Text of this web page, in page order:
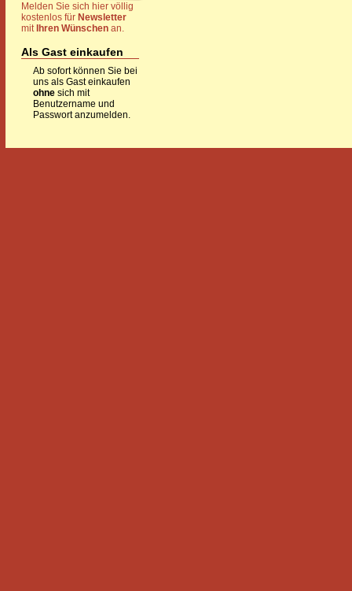
Melden Sie sich hier völlig
kostenlos für Newsletter
mit Ihren Wünschen an.
Als Gast einkaufen
Ab sofort können Sie bei
uns als Gast einkaufen
ohne sich mit
Benutzername und
Passwort anzumelden.